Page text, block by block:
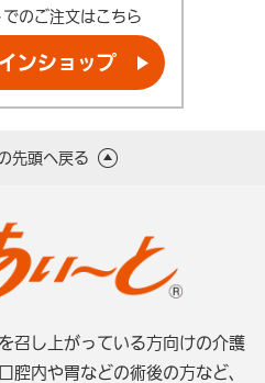
のご注文はこちら
ンショップ
先頭へ戻る
召し上がっている方向けの介護
腔内や胃などの術後の方など、